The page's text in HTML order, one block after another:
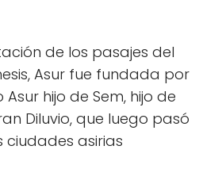
de los pasajes del
Asur fue fundada por
hijo de Sem, hijo de
Diluvio, que luego pasó
asirias